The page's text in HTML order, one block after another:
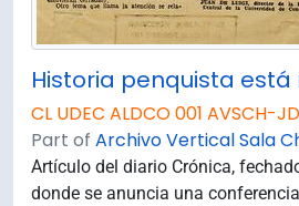
CL UDEC ALDCO 001 AVSCH-
Part of Archivo Vertical Sala
Artículo del diario Crónica,
donde se anuncia una